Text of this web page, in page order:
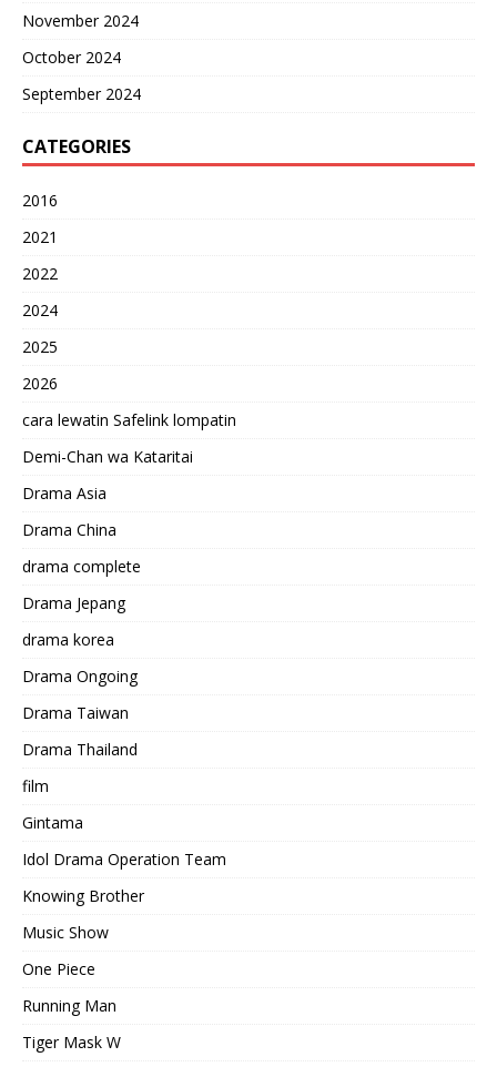
November 2024
October 2024
September 2024
CATEGORIES
2016
2021
2022
2024
2025
2026
cara lewatin Safelink lompatin
Demi-Chan wa Kataritai
Drama Asia
Drama China
drama complete
Drama Jepang
drama korea
Drama Ongoing
Drama Taiwan
Drama Thailand
film
Gintama
Idol Drama Operation Team
Knowing Brother
Music Show
One Piece
Running Man
Tiger Mask W